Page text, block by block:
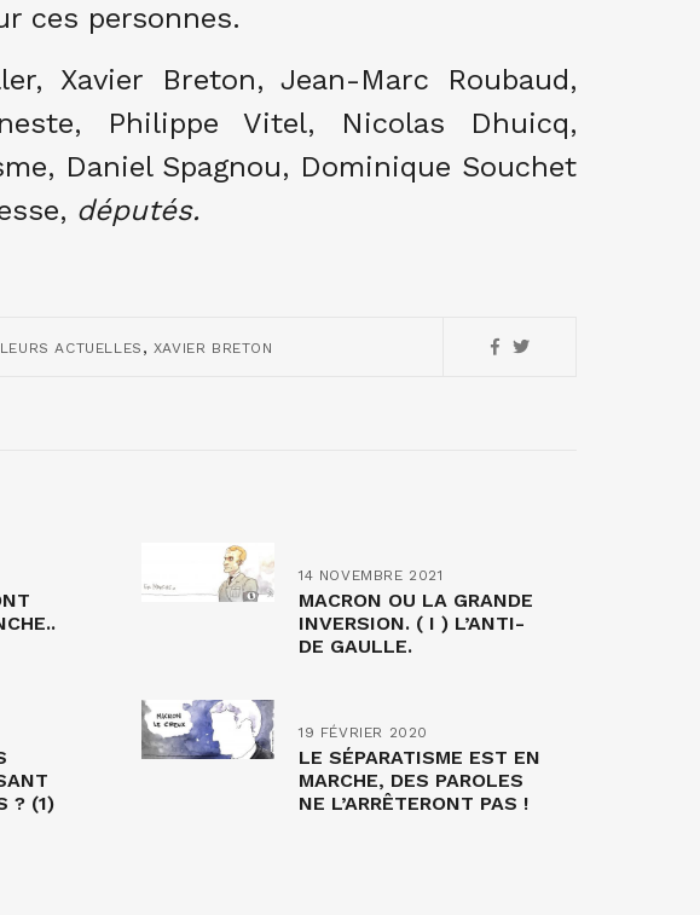
ces personnes.
Xavier Breton, Jean-Marc Roubaud,
Philippe Vitel, Nicolas Dhuicq,
Daniel Spagnou, Dominique Souchet
députés.
ACTUELLES , XAVIER BRETON
14 NOVEMBRE 2021
MACRON OU LA GRANDE
INVERSION. ( I ) L’ANTI-
DE GAULLE.
? (1)
19 FÉVRIER 2020
LE SÉPARATISME EST EN
MARCHE, DES PAROLES
NE L’ARRÊTERONT PAS !